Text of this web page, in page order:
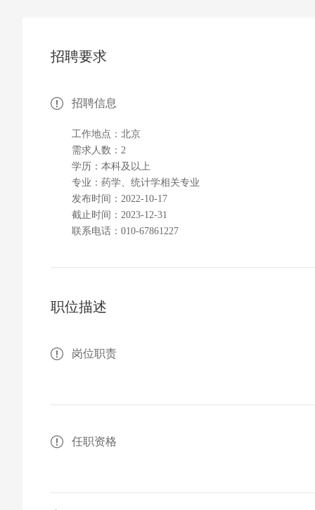
招聘要求
招聘信息
工作地点：北京
需求人数：2
学历：本科及以上
专业：药学、统计学相关专业
发布时间：2022-10-17
截止时间：2023-12-31
联系电话：010-67861227
职位描述
岗位职责
任职资格